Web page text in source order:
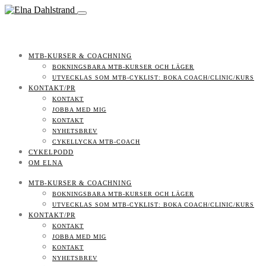
MTB-KURSER & COACHNING
BOKNINGSBARA MTB-KURSER OCH LÄGER
UTVECKLAS SOM MTB-CYKLIST: BOKA COACH/CLINIC/KURS
KONTAKT/PR
KONTAKT
JOBBA MED MIG
KONTAKT
NYHETSBREV
CYKELLYCKA MTB-COACH
CYKELPODD
OM ELNA
MTB-KURSER & COACHNING
BOKNINGSBARA MTB-KURSER OCH LÄGER
UTVECKLAS SOM MTB-CYKLIST: BOKA COACH/CLINIC/KURS
KONTAKT/PR
KONTAKT
JOBBA MED MIG
KONTAKT
NYHETSBREV